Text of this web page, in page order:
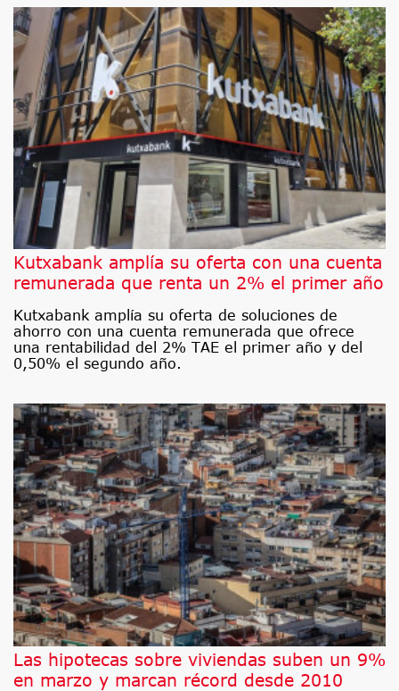
Kutxabank amplía su oferta con una cuenta
remunerada que renta un 2% el primer año
Kutxabank amplía su oferta de soluciones de
ahorro con una cuenta remunerada que ofrece
una rentabilidad del 2% TAE el primer año y del
0,50% el segundo año.
Las hipotecas sobre viviendas suben un 9%
en marzo y marcan récord desde 2010